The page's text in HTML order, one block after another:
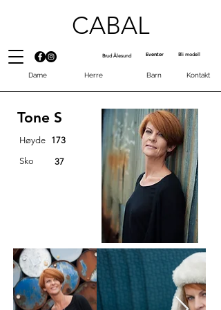
CABAL
Dame
Brud Ålesund Bli modell
Herre Barn Kontakt
Eventer
Tone S
Høyde
Sko
173
37